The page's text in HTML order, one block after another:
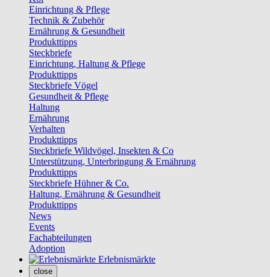
Einrichtung & Pflege
Technik & Zubehör
Ernährung & Gesundheit
Produkttipps
Steckbriefe
Einrichtung, Haltung & Pflege
Produkttipps
Steckbriefe Vögel
Gesundheit & Pflege
Haltung
Ernährung
Verhalten
Produkttipps
Steckbriefe Wildvögel, Insekten & Co
Unterstützung, Unterbringung & Ernährung
Produkttipps
Steckbriefe Hühner & Co.
Haltung, Ernährung & Gesundheit
Produkttipps
News
Events
Fachabteilungen
Adoption
Erlebnismärkte
close